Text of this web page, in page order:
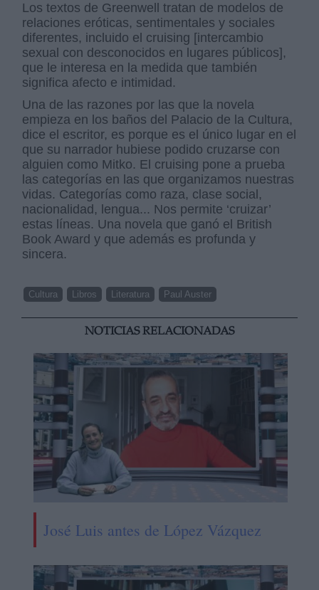
Los textos de Greenwell tratan de modelos de
relaciones eróticas, sentimentales y sociales
diferentes, incluido el cruising [intercambio
sexual con desconocidos en lugares públicos],
que le interesa en la medida que también
significa afecto e intimidad.
Una de las razones por las que la novela
empieza en los baños del Palacio de la Cultura,
dice el escritor, es porque es el único lugar en el
que su narrador hubiese podido cruzarse con
alguien como Mitko. El cruising pone a prueba
las categorías en las que organizamos nuestras
vidas. Categorías como raza, clase social,
nacionalidad, lengua... Nos permite ‘cruizar’
estas líneas. Una novela que ganó el British
Book Award y que además es profunda y
sincera.
Cultura Libros Literatura Paul Auster
NOTICIAS RELACIONADAS
José Luis antes de López Vázquez